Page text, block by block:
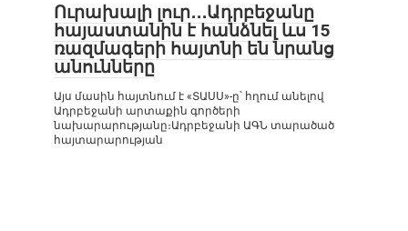
Ուրախալի լուր․․․Ադրբեջանը
հայաստանին է հանձնել ևս 15
ռազմագերի հայտնի են նրանց
անունները
Այս մասին հայտնում է «ՏԱՍՍ»-ը՝ հղում անելով
Ադրբեջանի արտաքին գործերի
նախարարությանը։Ադրբեջանի ԱԳՆ տարածած
հայտարարության